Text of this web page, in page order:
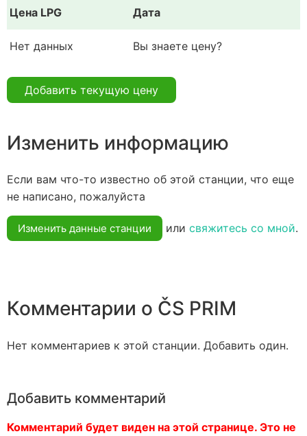
Цена LPG Дата
Нет данных Вы знаете цену?
Добавить текущую цену
Изменить информацию
Если вам что-то известно об этой станции, что еще
не написано, пожалуйста
Изменить данные станции или свяжитесь со мной.
Комментарии о ČS PRIM
Нет комментариев к этой станции. Добавить один.
Добавить комментарий
Комментарий будет виден на этой странице. Это не